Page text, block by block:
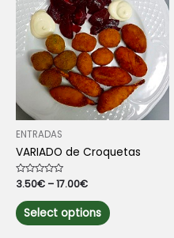
ENTRADAS
VARIADO de Croquetas
Rated
0
out
of
5
3.50€ –17.00€
Select options product